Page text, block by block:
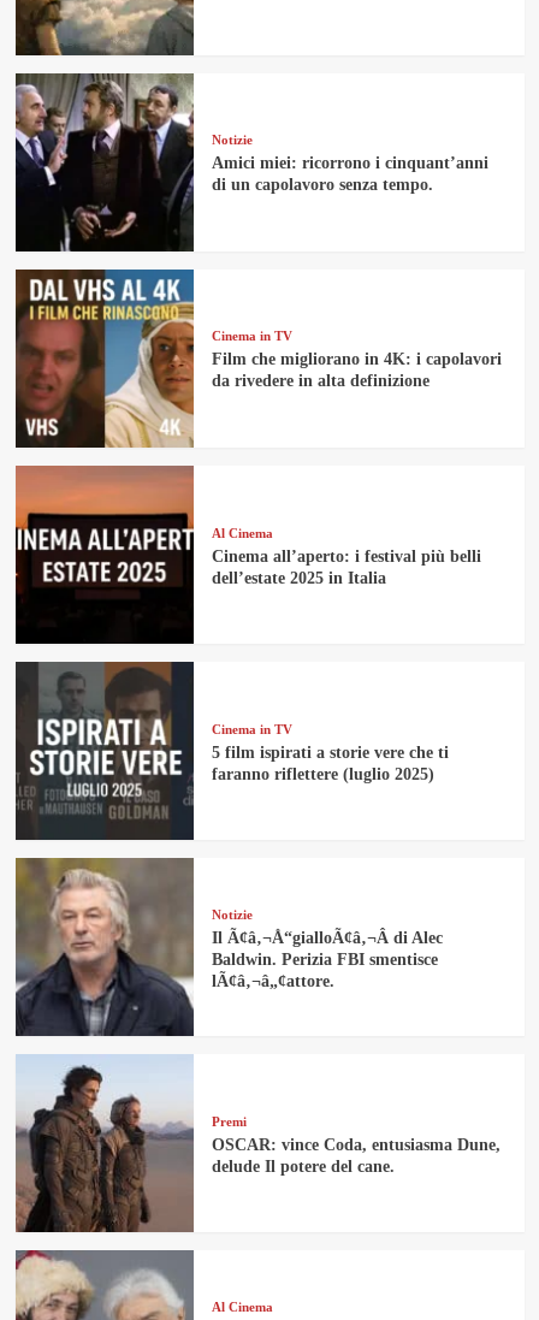
Notizie
Amici miei: ricorrono i cinquant’anni
di un capolavoro senza tempo.
Cinema in TV
Film che migliorano in 4K: i capolavori
da rivedere in alta definizione
Al Cinema
Cinema all’aperto: i festival più belli
dell’estate 2025 in Italia
Cinema in TV
5 film ispirati a storie vere che ti
faranno riflettere (luglio 2025)
Notizie
Il Ã¢â‚¬Å“gialloÃ¢â‚¬Â di Alec
Baldwin. Perizia FBI smentisce
lÃ¢â‚¬â„¢attore.
Premi
OSCAR: vince Coda, entusiasma Dune,
delude Il potere del cane.
Al Cinema